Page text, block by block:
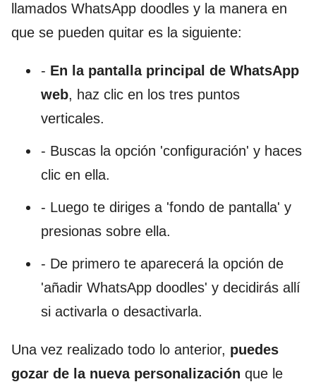
llamados WhatsApp doodles y la manera en
que se pueden quitar es la siguiente:
- En la pantalla principal de WhatsApp
web, haz clic en los tres puntos
verticales.
- Buscas la opción 'configuración' y haces
clic en ella.
- Luego te diriges a 'fondo de pantalla' y
presionas sobre ella.
- De primero te aparecerá la opción de
'añadir WhatsApp doodles' y decidirás allí
si activarla o desactivarla.
Una vez realizado todo lo anterior, puedes
gozar de la nueva personalización que le